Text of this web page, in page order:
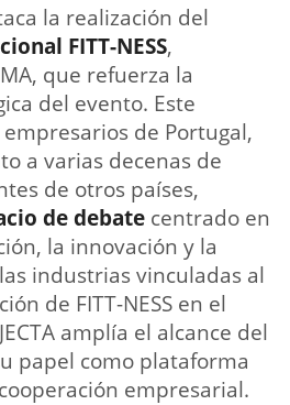
la realización del
FITT-NESS,
que refuerza la
del evento. Este
de Portugal,
a varias decenas de
de otros países,
de debate centrado en
la innovación y la
industrias vinculadas al
de FITT-NESS en el
amplía el alcance del
papel como plataforma
empresarial.